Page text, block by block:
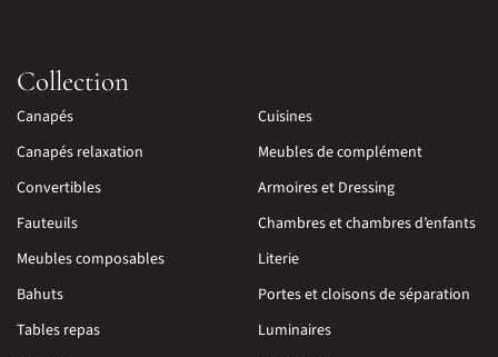
Collection
Canapés
Canapés relaxation
Convertibles
Fauteuils
Meubles composables
Bahuts
Tables repas
Cuisines
Meubles de complément
Armoires et Dressing
Chambres et chambres d’enfants
Literie
Portes et cloisons de séparation
Luminaires